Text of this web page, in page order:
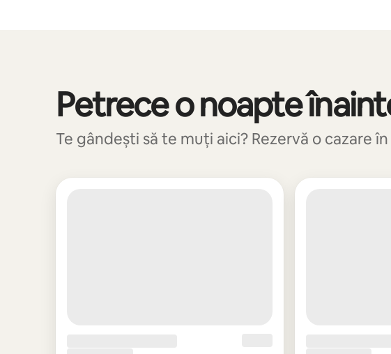
Petrece o noapte
Te gândești să te muți aici? Rezervă o cazare
Se afișează 0 din 0 elemente